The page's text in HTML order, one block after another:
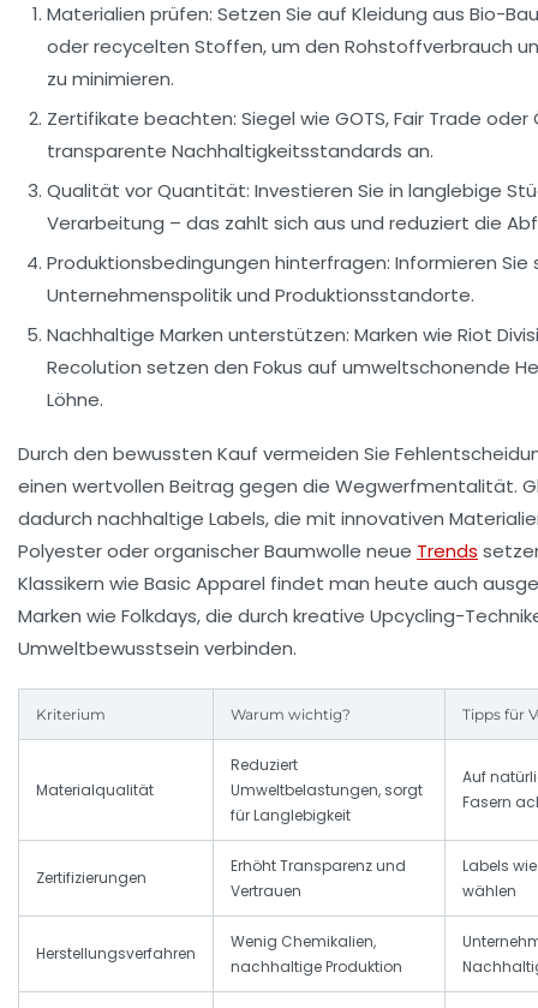
Materialien prüfen: Setzen Sie auf Kleidung aus Bio-
oder recycelten Stoffen, um den Rohstoffverbrauch
zu minimieren.
Zertifikate beachten: Siegel wie GOTS, Fair Trade
transparente Nachhaltigkeitsstandards an.
Qualität vor Quantität: Investieren Sie in langlebige
Verarbeitung – das zahlt sich aus und reduziert die
Produktionsbedingungen hinterfragen: Informieren Sie
Unternehmenspolitik und Produktionsstandorte.
Nachhaltige Marken unterstützen: Marken wie Riot
Recolution setzen den Fokus auf umweltschonende
Löhne.
Durch den bewussten Kauf vermeiden Sie
einen wertvollen Beitrag gegen die Wegwerfmentalität.
dadurch nachhaltige Labels, die mit innovativen
Polyester oder organischer Baumwolle neue Trends
Klassikern wie Basic Apparel findet man heute auch
Marken wie Folkdays, die durch kreative Upcycling-
Umweltbewusstsein verbinden.
Kriterium Warum wichtig? Tipps für
Materialqualität
Reduziert
Umweltbelastungen, sorgt
für Langlebigkeit
Auf
Fasern
Zertifizierungen
Erhöht Transparenz und
Vertrauen
Labels
wählen
Herstellungsverfahren
Wenig Chemikalien,
nachhaltige Produktion